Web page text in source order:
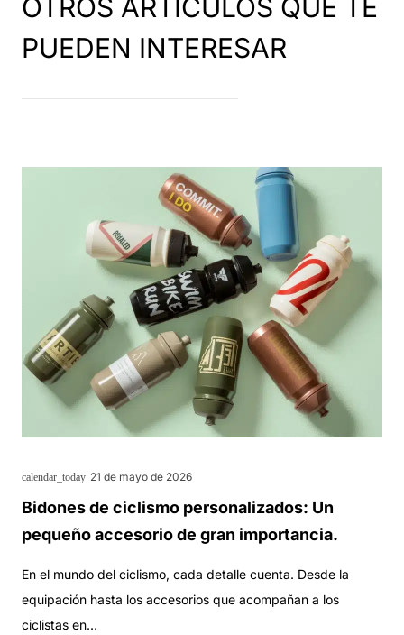
OTROS ARTÍCULOS QUE TE
PUEDEN INTERESAR
calendar_today 21 de mayo de 2026
Bidones de ciclismo personalizados: Un
pequeño accesorio de gran importancia.
En el mundo del ciclismo, cada detalle cuenta. Desde la
equipación hasta los accesorios que acompañan a los
ciclistas en…